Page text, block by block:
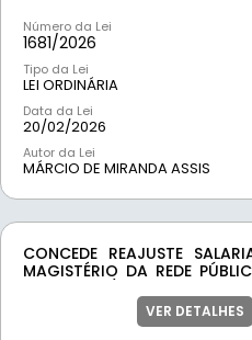
Número da Lei
1681/2026
Tipo da Lei
LEI ORDINÁRIA
Data da Lei
20/02/2026
Autor da Lei
MÁRCIO DE MIRANDA ASSIS
CONCEDE REAJUSTE
MAGISTÉRIO DA REDE
PISO NACIONAL
82/2026, E DÁ OUTRAS
VER DETALHES